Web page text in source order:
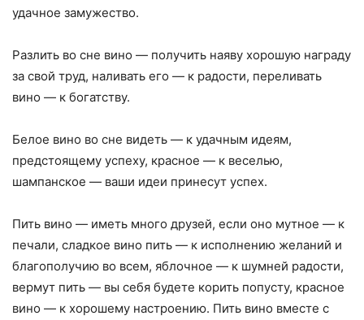
удачное замужество.
Разлить во сне вино — получить наяву хорошую награду
за свой труд, наливать его — к радости, переливать
вино — к богатству.
Белое вино во сне видеть — к удачным идеям,
предстоящему успеху, красное — к веселью,
шампанское — ваши идеи принесут успех.
Пить вино — иметь много друзей, если оно мутное — к
печали, сладкое вино пить — к исполнению желаний и
благополучию во всем, яблочное — к шумней радости,
вермут пить — вы себя будете корить попусту, красное
вино — к хорошему настроению. Пить вино вместе с